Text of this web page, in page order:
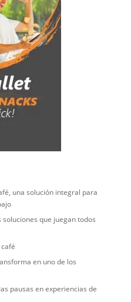
una solución integral para
que juegan todos
en uno de los
pausas en experiencias de